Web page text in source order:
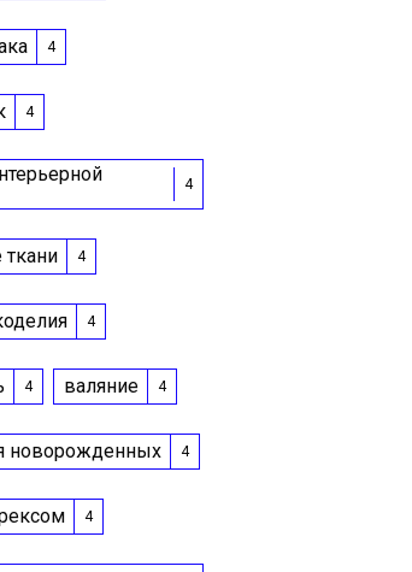
4
4
4
ткани 4
4
4 валяние 4
новорожденных 4
4